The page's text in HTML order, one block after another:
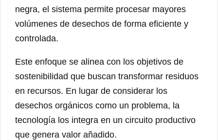
negra, el sistema permite procesar mayores
volúmenes de desechos de forma eficiente y
controlada.
Este enfoque se alinea con los objetivos de
sostenibilidad que buscan transformar residuos
en recursos. En lugar de considerar los
desechos orgánicos como un problema, la
tecnología los integra en un circuito productivo
que genera valor añadido.